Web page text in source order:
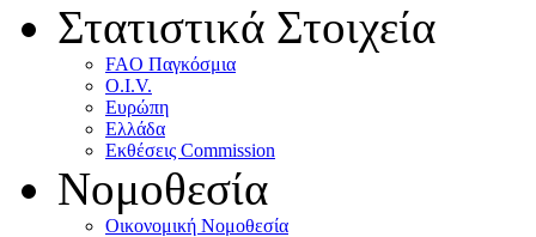
Στατιστικά Στοιχεία
FAO Παγκόσμια
O.I.V.
Ευρώπη
Ελλάδα
Eκθέσεις Commission
Νομοθεσία
Οικονομική Νομοθεσία